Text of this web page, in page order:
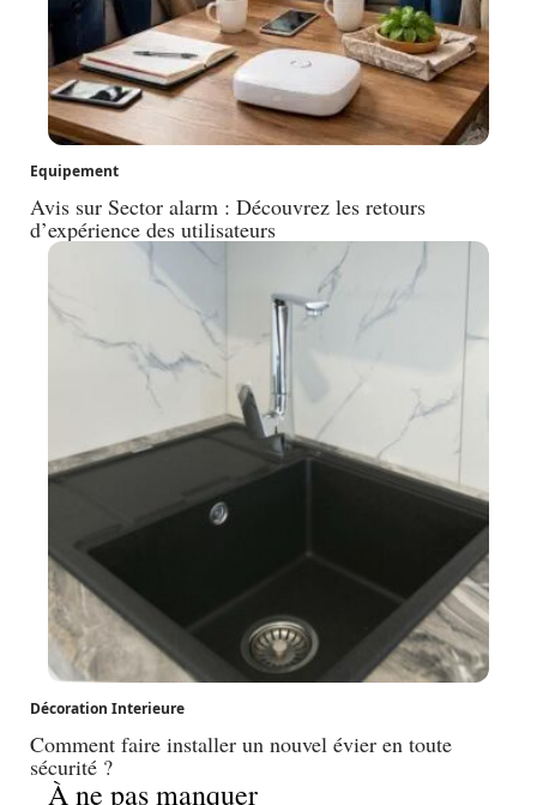
Equipement
Avis sur Sector alarm : Découvrez les retours
d’expérience des utilisateurs
Décoration Interieure
Comment faire installer un nouvel évier en toute
sécurité ?
À ne pas manquer